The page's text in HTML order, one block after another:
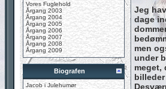
Vores Fuglehold
Årgang 2003
Årgang 2004
Årgang 2005
Årgang 2006
Årgang 2007
Årgang 2008
Årgang 2009
Biografen
Jacob i Julehumør
Jeg
dage
men
under
meget,